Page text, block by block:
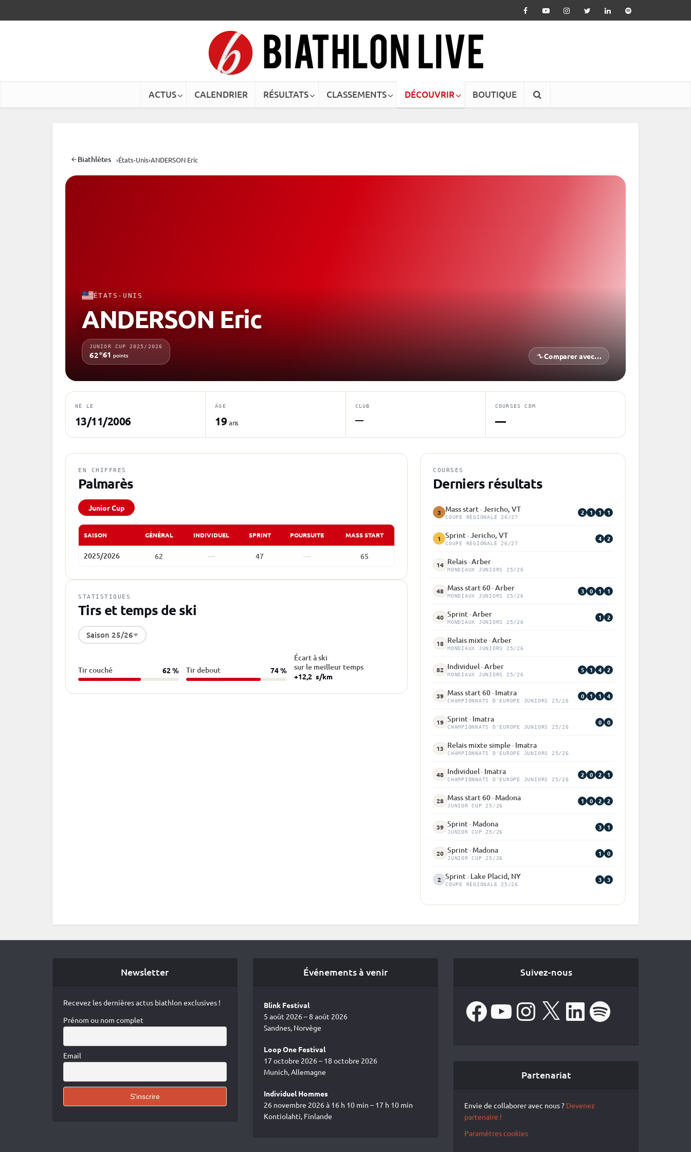
ACTUS CALENDRIER RÉSULTATS CLASSEMENTS DÉCOUVRIR BOUTIQUE
Biathlètes ›États-Unis›ANDERSON Eric
ÉTATS-UNIS
ANDERSON Eric
JUNIOR CUP 2025/2026
62e61 points Comparer avec…
NÉ LE
13/11/2006
ÂGE
19 ans
CLUB
—
COURSES CDM
—
EN CHIFFRES
Palmarès
Junior Cup
SAISON GÉNÉRAL INDIVIDUEL SPRINT POURSUITE MASS START
2025/2026 62 — 47 — 65
STATISTIQUES
Tirs et temps de ski
Saison 25/26
Tir couché 62 % Tir debout 74 %
Écart à ski
sur le meilleur temps
+12,2 s/km
COURSES
Derniers résultats
3 Mass start · Jericho, VT
COUPE RÉGIONALE 26/27
2 1 1 1
1 Sprint · Jericho, VT
COUPE RÉGIONALE 26/27
4 2
14 Relais · Arber
MONDIAUX JUNIORS 25/26
48 Mass start 60 · Arber
MONDIAUX JUNIORS 25/26
3 0 1 1
40 Sprint · Arber
MONDIAUX JUNIORS 25/26
1 2
18 Relais mixte · Arber
MONDIAUX JUNIORS 25/26
82 Individuel · Arber
MONDIAUX JUNIORS 25/26
5 1 4 2
39 Mass start 60 · Imatra
CHAMPIONNATS D'EUROPE JUNIORS 25/26
0 1 1 4
19 Sprint · Imatra
CHAMPIONNATS D'EUROPE JUNIORS 25/26
0 0
13 Relais mixte simple · Imatra
CHAMPIONNATS D'EUROPE JUNIORS 25/26
48 Individuel · Imatra
CHAMPIONNATS D'EUROPE JUNIORS 25/26
2 0 2 1
28 Mass start 60 · Madona
JUNIOR CUP 25/26
1 0 2 2
39 Sprint · Madona
JUNIOR CUP 25/26
3 1
20 Sprint · Madona
JUNIOR CUP 25/26
1 0
2 Sprint · Lake Placid, NY
COUPE RÉGIONALE 25/26
3 3
Newsletter
Recevez les dernières actus biathlon exclusives !
Prénom ou nom complet
Email
Événements à venir
Blink Festival
5 août 2026 – 8 août 2026
Sandnes, Norvège
Loop One Festival
17 octobre 2026 – 18 octobre 2026
Munich, Allemagne
Individuel Hommes
26 novembre 2026 à 16 h 10 min – 17 h 10 min
Kontiolahti, Finlande
Suivez-nous
FacebookYouTube Instagram
X LinkedIn Spotify
Partenariat
Envie de collaborer avec nous ? Devenez
partenaire !
Paramètres cookies